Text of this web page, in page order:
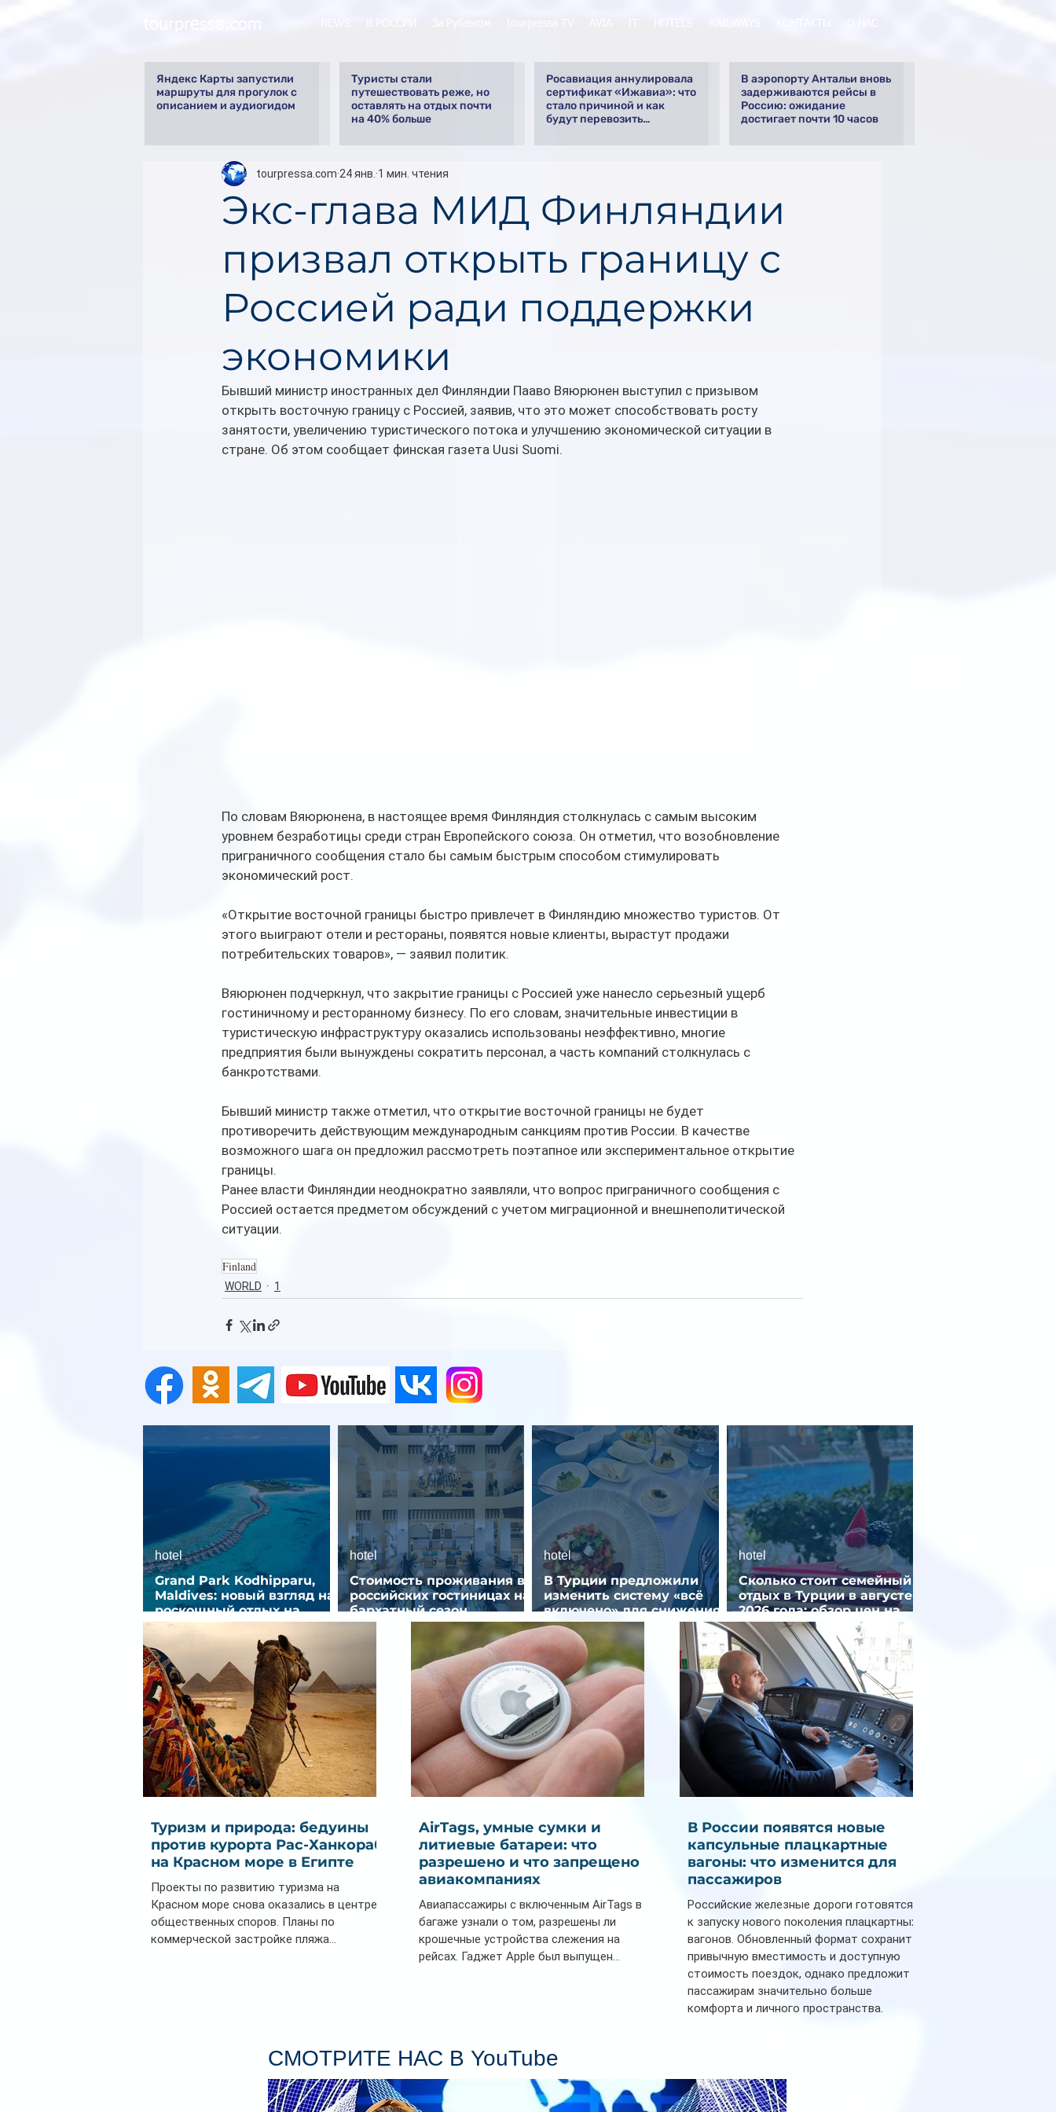
Яндекс Карты запустили
маршруты для прогулок с
описанием и аудиогидом
Туристы стали
путешествовать реже, но
оставлять на отдых почти
на 40% больше
Росавиация аннулировала
сертификат «Ижавиа»: что
стало причиной и как
будут перевозить
В аэропорту Антальи вновь
задерживаются рейсы в
Россию: ожидание
достигает почти 10 часов
Экс-глава МИД Финляндии
призвал открыть границу с
Россией ради поддержки
экономики
tourpressa.com 24 янв. 1 мин. чтения
Бывший министр иностранных дел Финляндии Пааво Вяюрюнен выступил с призывом
открыть восточную границу с Россией, заявив, что это может способствовать росту
занятости, увеличению туристического потока и улучшению экономической ситуации в
стране. Об этом сообщает финская газета Uusi Suomi.
По словам Вяюрюнена, в настоящее время Финляндия столкнулась с самым высоким
уровнем безработицы среди стран Европейского союза. Он отметил, что возобновление
приграничного сообщения стало бы самым быстрым способом стимулировать
экономический рост.
«Открытие восточной границы быстро привлечет в Финляндию множество туристов. От
этого выиграют отели и рестораны, появятся новые клиенты, вырастут продажи
потребительских товаров», — заявил политик.
Вяюрюнен подчеркнул, что закрытие границы с Россией уже нанесло серьезный ущерб
гостиничному и ресторанному бизнесу. По его словам, значительные инвестиции в
туристическую инфраструктуру оказались использованы неэффективно, многие
предприятия были вынуждены сократить персонал, а часть компаний столкнулась с
банкротствами.
Бывший министр также отметил, что открытие восточной границы не будет
противоречить действующим международным санкциям против России. В качестве
возможного шага он предложил рассмотреть поэтапное или экспериментальное открытие
границы.
Ранее власти Финляндии неоднократно заявляли, что вопрос приграничного сообщения с
Россией остается предметом обсуждений с учетом миграционной и внешнеполитической
ситуации.
Finland
WORLD 1
Grand Park Kodhipparu,
Maldives: новый взгляд на
роскошный отдых на
Мальдивах
hotel
Стоимость проживания в
российских гостиницах на
бархатный сезон
снизилась на 9%
hotel
В Турции предложили
изменить систему «всё
включено» для снижения
стоимости отдыха
hotel
Сколько стоит семейный
отдых в Турции в августе
2026 года: обзор цен на
популярные отели
hotel
Туризм и природа: бедуины
против курорта Рас-Ханкораб
на Красном море в Египте
Проекты по развитию туризма на
Красном море снова оказались в центре
общественных споров. Планы по
коммерческой застройке пляжа...
AirTags, умные сумки и
литиевые батареи: что
разрешено и что запрещено в
авиакомпаниях
Авиапассажиры с включенным AirTags в
багаже узнали о том, разрешены ли
крошечные устройства слежения на
рейсах. Гаджет Apple был выпущен...
В России появятся новые
капсульные плацкартные
вагоны: что изменится для
пассажиров
Российские железные дороги готовятся
к запуску нового поколения плацкартных
вагонов. Обновленный формат сохранит
привычную вместимость и доступную
стоимость поездок, однако предложит
пассажирам значительно больше
комфорта и личного пространства.
индивидуальные шторки у каждого
спального места. Они позволят
СМОТРИТЕ НАС В YouTube